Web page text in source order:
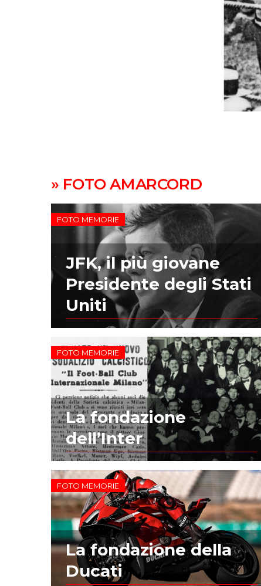
» FOTO AMARCORD
FOTO MEMORIE
JFK, il più giovane
Presidente degli Stati
Uniti
FOTO MEMORIE
La fondazione
dell’Inter
FOTO MEMORIE
La fondazione della
Ducati